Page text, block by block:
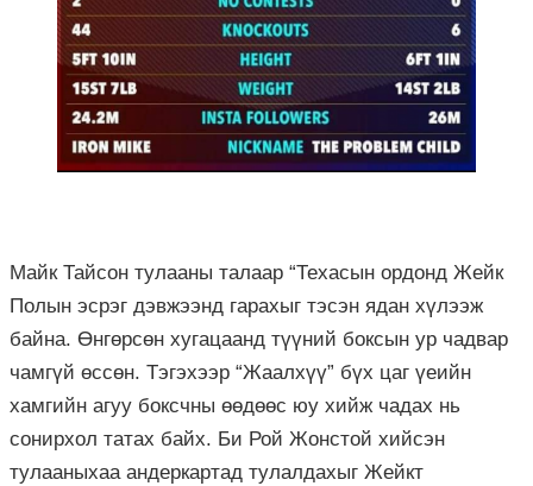
Майк Тайсон тулааны талаар “Техасын ордонд Жейк
Полын эсрэг дэвжээнд гарахыг тэсэн ядан хүлээж
байна. Өнгөрсөн хугацаанд түүний боксын ур чадвар
чамгүй өссөн. Тэгэхээр “Жаалхүү” бүх цаг үеийн
хамгийн агуу боксчны өөдөөс юу хийж чадах нь
сонирхол татах байх. Би Рой Жонстой хийсэн
тулааныхаа андеркартад тулалдахыг Жейкт